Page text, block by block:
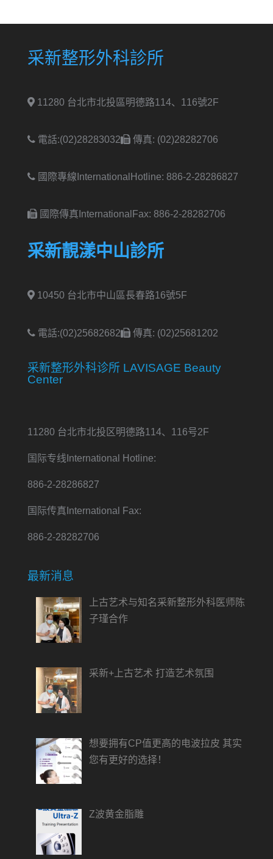
采新整形外科診所
11280 台北市北投區明德路114、116號2F
電話:(02)28283032 傳真: (02)28282706
國際專線International Hotline: 886-2-28286827
國際傳真International Fax: 886-2-28282706
采新靚漾中山診所
10450 台北市中山區長春路16號5F
電話:(02)25682682 傳真: (02)25681202
采新整形外科诊所 LAVISAGE Beauty
Center
11280 台北市北投区明德路114、116号2F
国际专线International Hotline:
886-2-28286827
国际传真International Fax:
886-2-28282706
最新消息
上古艺术与知名采新整形外科医师陈
子瑾合作
采新+上古艺术 打造艺术氛围
想要拥有CP值更高的电波拉皮 其实
您有更好的选择！
Z波黄金脂雕